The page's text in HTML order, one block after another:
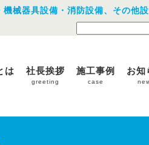
械器具設備・消防設備、その他設
は 社長挨拶
greeting
施工事例
case
お知